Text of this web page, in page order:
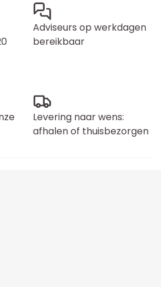
Adviseurs op werkdagen
bereikbaar
Levering naar wens:
afhalen of thuisbezorgen